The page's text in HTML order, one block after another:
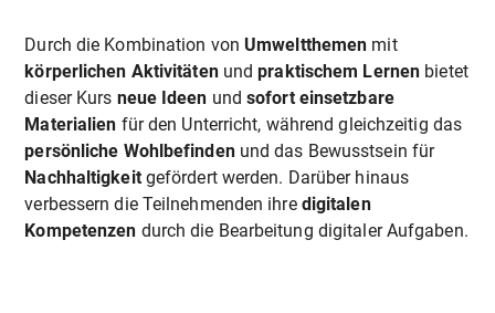
Durch die Kombination von Umweltthemen mit
körperlichen Aktivitätenundpraktischem Lernen bietet
dieser Kurs neue Ideen undsofort einsetzbare
Materialien für den Unterricht, während gleichzeitig das
persönliche Wohlbefindenund das Bewusstsein für
Nachhaltigkeitgefördert werden. Darüber hinaus
verbessern die Teilnehmenden ihre digitalen
Kompetenzen durch die Bearbeitung digitaler Aufgaben.